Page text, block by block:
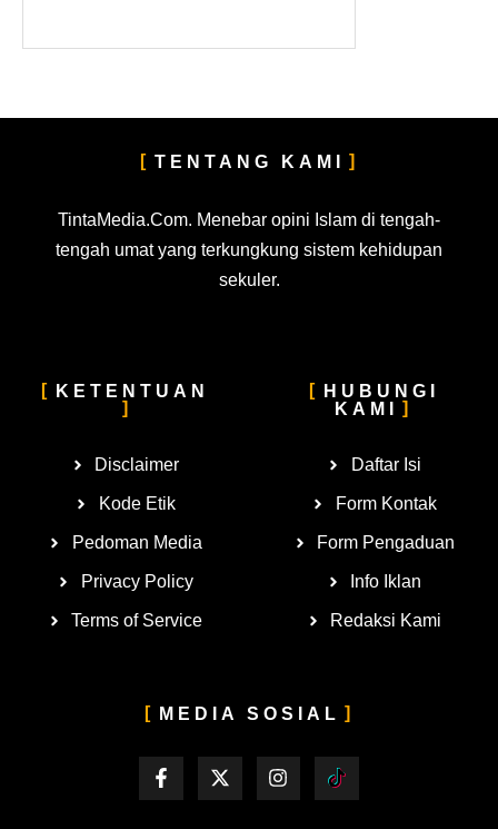
TENTANG KAMI
TintaMedia.Com. Menebar opini Islam di tengah-
tengah umat yang terkungkung sistem kehidupan
sekuler.
KETENTUAN
Disclaimer
Kode Etik
Pedoman Media
Privacy Policy
Terms of Service
HUBUNGI
KAMI
Daftar Isi
Form Kontak
Form Pengaduan
Info Iklan
Redaksi Kami
MEDIA SOSIAL